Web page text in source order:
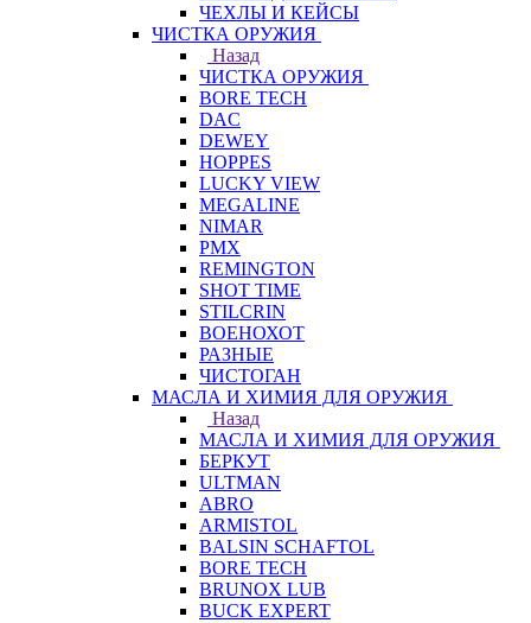
ЧЕХЛЫ И КЕЙСЫ
ЧИСТКА ОРУЖИЯ
Назад
ЧИСТКА ОРУЖИЯ
BORE TECH
DAC
DEWEY
HOPPES
LUCKY VIEW
MEGALINE
NIMAR
PMX
REMINGTON
SHOT TIME
STILCRIN
ВОЕНОХОТ
РАЗНЫЕ
ЧИСТОГАН
МАСЛА И ХИМИЯ ДЛЯ ОРУЖИЯ
Назад
МАСЛА И ХИМИЯ ДЛЯ ОРУЖИЯ
БЕРКУТ
ULTMAN
ABRO
ARMISTOL
BALSIN SCHAFTOL
BORE TECH
BRUNOX LUB
BUCK EXPERT